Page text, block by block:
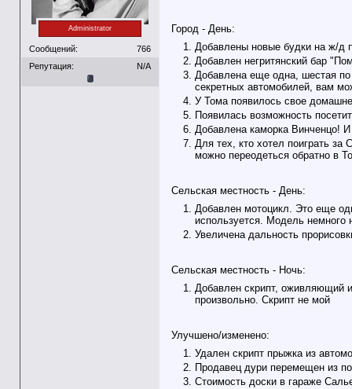
Administrator
Сообщений:
766
Репутация:
N/A
Город - День:
Добавлены новые будки на ж/д
Добавлен негритянский бар
Добавлена еще одна, шестая
секретных автомобилей, вам
У Тома появилось свое
Появилась возможность
Добавлена каморка Винченцо!
Для тех, кто хотел поиграть
можно переодеться обратно в
Сельская местность - День:
Добавлен мотоцикл. Это еще
используется. Модель немного
Увеличена дальность
Сельская местность - Ночь:
Добавлен скрипт, оживляющий
произвольно. Скрипт не мой
Улучшено/изменено:
Удален скрипт прыжка из
Продавец дури перемещен из
Стоимость доски в гараже